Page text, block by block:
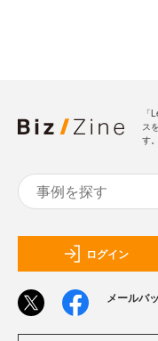
「
ス
す。
ログイン
メールバ